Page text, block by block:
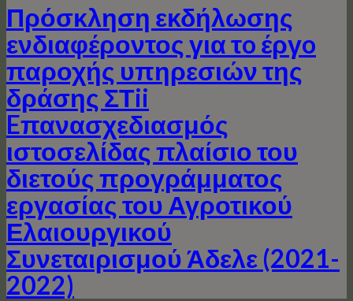
Πρόσκληση εκδήλωσης
ενδιαφέροντος για τo έργo
παροχής υπηρεσιών της
δράσης ΣΤii
Eπανασχεδιασμός
ιστοσελίδας πλαίσιο του
διετούς προγράμματος
εργασίας του Αγροτικού
Ελαιουργικού
Συνεταιρισμού Άδελε (2021-
2022)